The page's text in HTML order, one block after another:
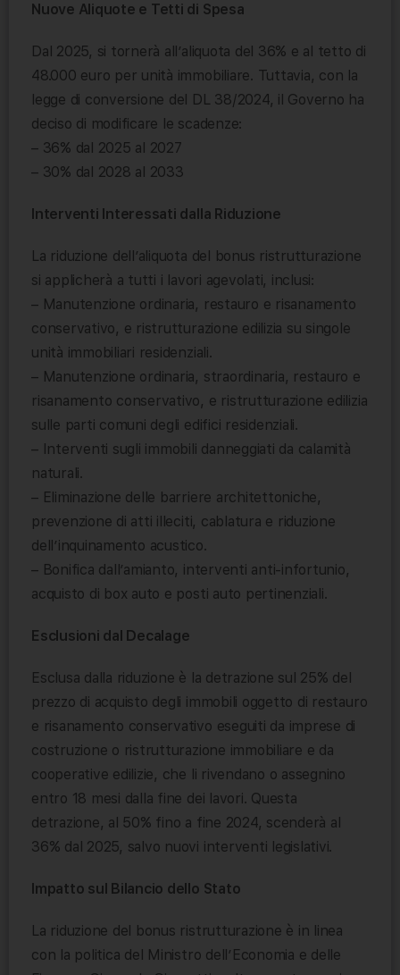
Nuove Aliquote e Tetti di Spesa
Dal 2025, si tornerà all’aliquota del 36% e al tetto di
48.000 euro per unità immobiliare. Tuttavia, con la
legge di conversione del DL 38/2024, il Governo ha
deciso di modificare le scadenze:
– 36% dal 2025 al 2027
– 30% dal 2028 al 2033
Interventi Interessati dalla Riduzione
La riduzione dell’aliquota del bonus ristrutturazione
si applicherà a tutti i lavori agevolati, inclusi:
– Manutenzione ordinaria, restauro e risanamento
conservativo, e ristrutturazione edilizia su singole
unità immobiliari residenziali.
– Manutenzione ordinaria, straordinaria, restauro e
risanamento conservativo, e ristrutturazione edilizia
sulle parti comuni degli edifici residenziali.
– Interventi sugli immobili danneggiati da calamità
naturali.
– Eliminazione delle barriere architettoniche,
prevenzione di atti illeciti, cablatura e riduzione
dell’inquinamento acustico.
– Bonifica dall’amianto, interventi anti-infortunio,
acquisto di box auto e posti auto pertinenziali.
Esclusioni dal Decalage
Esclusa dalla riduzione è la detrazione sul 25% del
prezzo di acquisto degli immobili oggetto di restauro
e risanamento conservativo eseguiti da imprese di
costruzione o ristrutturazione immobiliare e da
cooperative edilizie, che li rivendano o assegnino
entro 18 mesi dalla fine dei lavori. Questa
detrazione, al 50% fino a fine 2024, scenderà al
36% dal 2025, salvo nuovi interventi legislativi.
Impatto sul Bilancio dello Stato
La riduzione del bonus ristrutturazione è in linea
con la politica del Ministro dell’Economia e delle